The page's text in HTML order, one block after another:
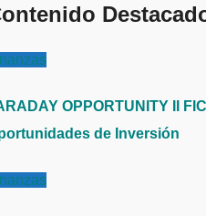
OPPORTUNITY II
de Inversión